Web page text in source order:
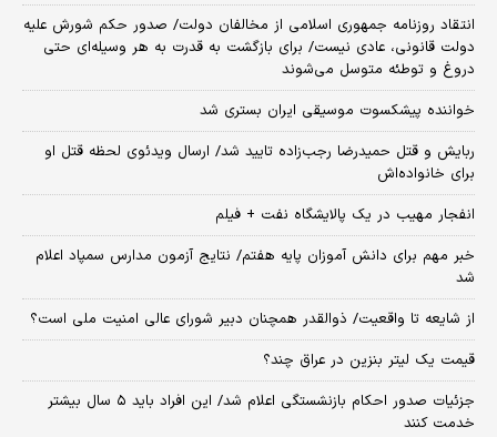
انتقاد روزنامه جمهوری اسلامی از مخالفان دولت/ صدور حکم شورش علیه
دولت قانونی، عادی نیست/ برای بازگشت به قدرت به هر وسیله‌ای حتی
دروغ و توطئه متوسل می‌شوند
خواننده پیشکسوت موسیقی ایران بستری شد
ربایش و قتل حمیدرضا رجب‌زاده تایید شد/ ارسال ویدئوی لحظه قتل او
برای خانواده‌اش
انفجار مهیب در یک پالایشگاه نفت + فیلم
خبر مهم برای دانش آموزان پایه هفتم/ نتایج آزمون مدارس سمپاد اعلام
شد
از شایعه تا واقعیت/ ذوالقدر همچنان دبیر شورای ‌عالی امنیت ملی است؟
قیمت یک لیتر بنزین در عراق چند؟
جزئیات صدور احکام بازنشستگی اعلام شد/ این افراد باید ۵ سال بیشتر
خدمت کنند